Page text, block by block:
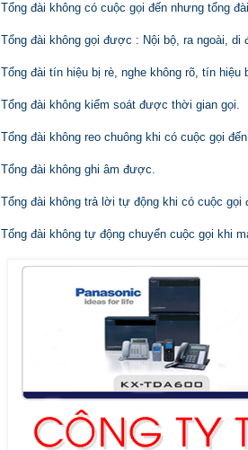
Tổng đài không có cuộc gọi đến nhưng tổng đài
Tổng đài không gọi được : Nội bộ, ra ngoài, di
Tổng đài tín hiệu bị rè, nghe không rõ, tín hiệu
Tổng đài không kiểm soát được thời gian gọi.
Tổng đài không reo chuông khi có cuộc gọi
Tổng đài không ghi âm được.
Tổng đài không trả lời tự động khi có cuộc gọi
Tổng đài không tự động chuyển cuộc gọi khi